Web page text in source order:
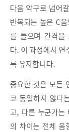
다음 악구로 넘어
반복되는 높은 C
를 들으며 간격을
다. 이 과정에서 연
록 유지합니다.
중요한 것은 모든
코 동일하지 않다
고, 다른 누군가는
의 차이는 전체 음